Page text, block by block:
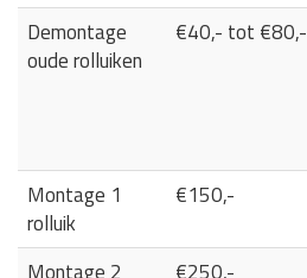
Demontage
oude rolluiken
€40,- tot €80,-
Montage 1
rolluik
€150,-
Montage 2
€250,-